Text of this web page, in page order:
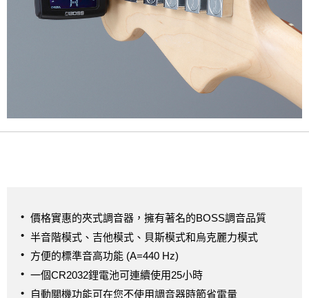
價格實惠的夾式調音器，擁有著名的BOSS調音品質
半音階模式、吉他模式、貝斯模式和烏克麗力模式
方便的標準音高功能 (A=440 Hz)
一個CR2032鋰電池可連續使用25小時
自動關機功能可在您不使用調音器時節省電量